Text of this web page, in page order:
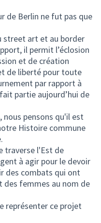
de Berlin ne fut pas que
street art et au border
il permit l’éclosion
et de création
de liberté pour toute
par rapport à
partie aujourd’hui de
pensons qu'il est
Histoire commune
traverse l'Est de
à agir pour le devoir
des combats qui ont
des femmes au nom de
représenter ce projet